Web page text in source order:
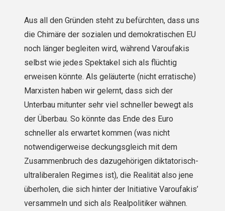
Aus all den Gründen steht zu befürchten, dass uns
die Chimäre der sozialen und demokratischen EU
noch länger begleiten wird, während Varoufakis
selbst wie jedes Spektakel sich als flüchtig
erweisen könnte. Als geläuterte (nicht erratische)
Marxisten haben wir gelernt, dass sich der
Unterbau mitunter sehr viel schneller bewegt als
der Überbau. So könnte das Ende des Euro
schneller als erwartet kommen (was nicht
notwendiger­weise deckungsgleich mit dem
Zusammenbruch des dazugehörigen diktatorisch-
ultraliberalen Regimes ist), die Realität also jene
überholen, die sich hinter der Initiative Varoufakis’
versammeln und sich als Realpolitiker wähnen.